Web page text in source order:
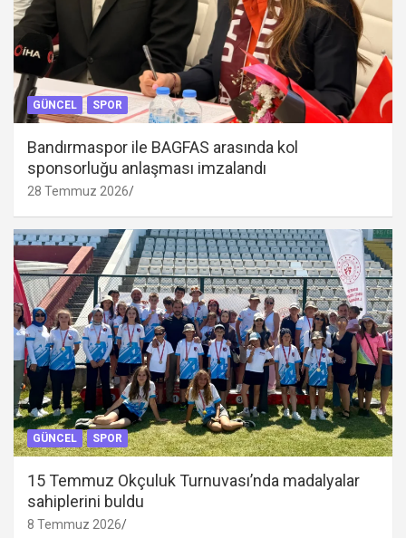
GÜNCEL SPOR
Bandırmaspor ile BAGFAS arasında kol
sponsorluğu anlaşması imzalandı
28 Temmuz 2026
GÜNCEL SPOR
15 Temmuz Okçuluk Turnuvası’nda madalyalar
sahiplerini buldu
8 Temmuz 2026